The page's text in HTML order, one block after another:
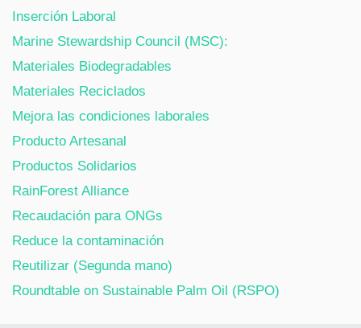
Inserción Laboral
Marine Stewardship Council (MSC):
Materiales Biodegradables
Materiales Reciclados
Mejora las condiciones laborales
Producto Artesanal
Productos Solidarios
RainForest Alliance
Recaudación para ONGs
Reduce la contaminación
Reutilizar (Segunda mano)
Roundtable on Sustainable Palm Oil (RSPO)